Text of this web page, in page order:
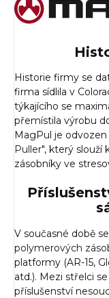
Historie firmy se
firma sídlila v
týkajícího se
přemístila výrobu
MagPul je
Puller", který slouží
zásobníky ve
V současné době
polymerových
platformy (AR-15,
atd.). Mezi střelci
příslušenství